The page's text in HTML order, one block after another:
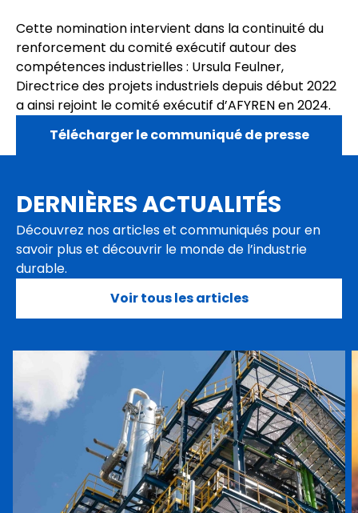
Cette nomination intervient dans la continuité du
renforcement du comité exécutif autour des
compétences industrielles : Ursula Feulner,
Directrice des projets industriels depuis début 2022
a ainsi rejoint le comité exécutif d’AFYREN en 2024.
Télécharger le communiqué de presse
DERNIÈRES ACTUALITÉS
Découvrez nos articles et communiqués pour en
savoir plus et découvrir le monde de l’industrie
durable.
Voir tous les articles